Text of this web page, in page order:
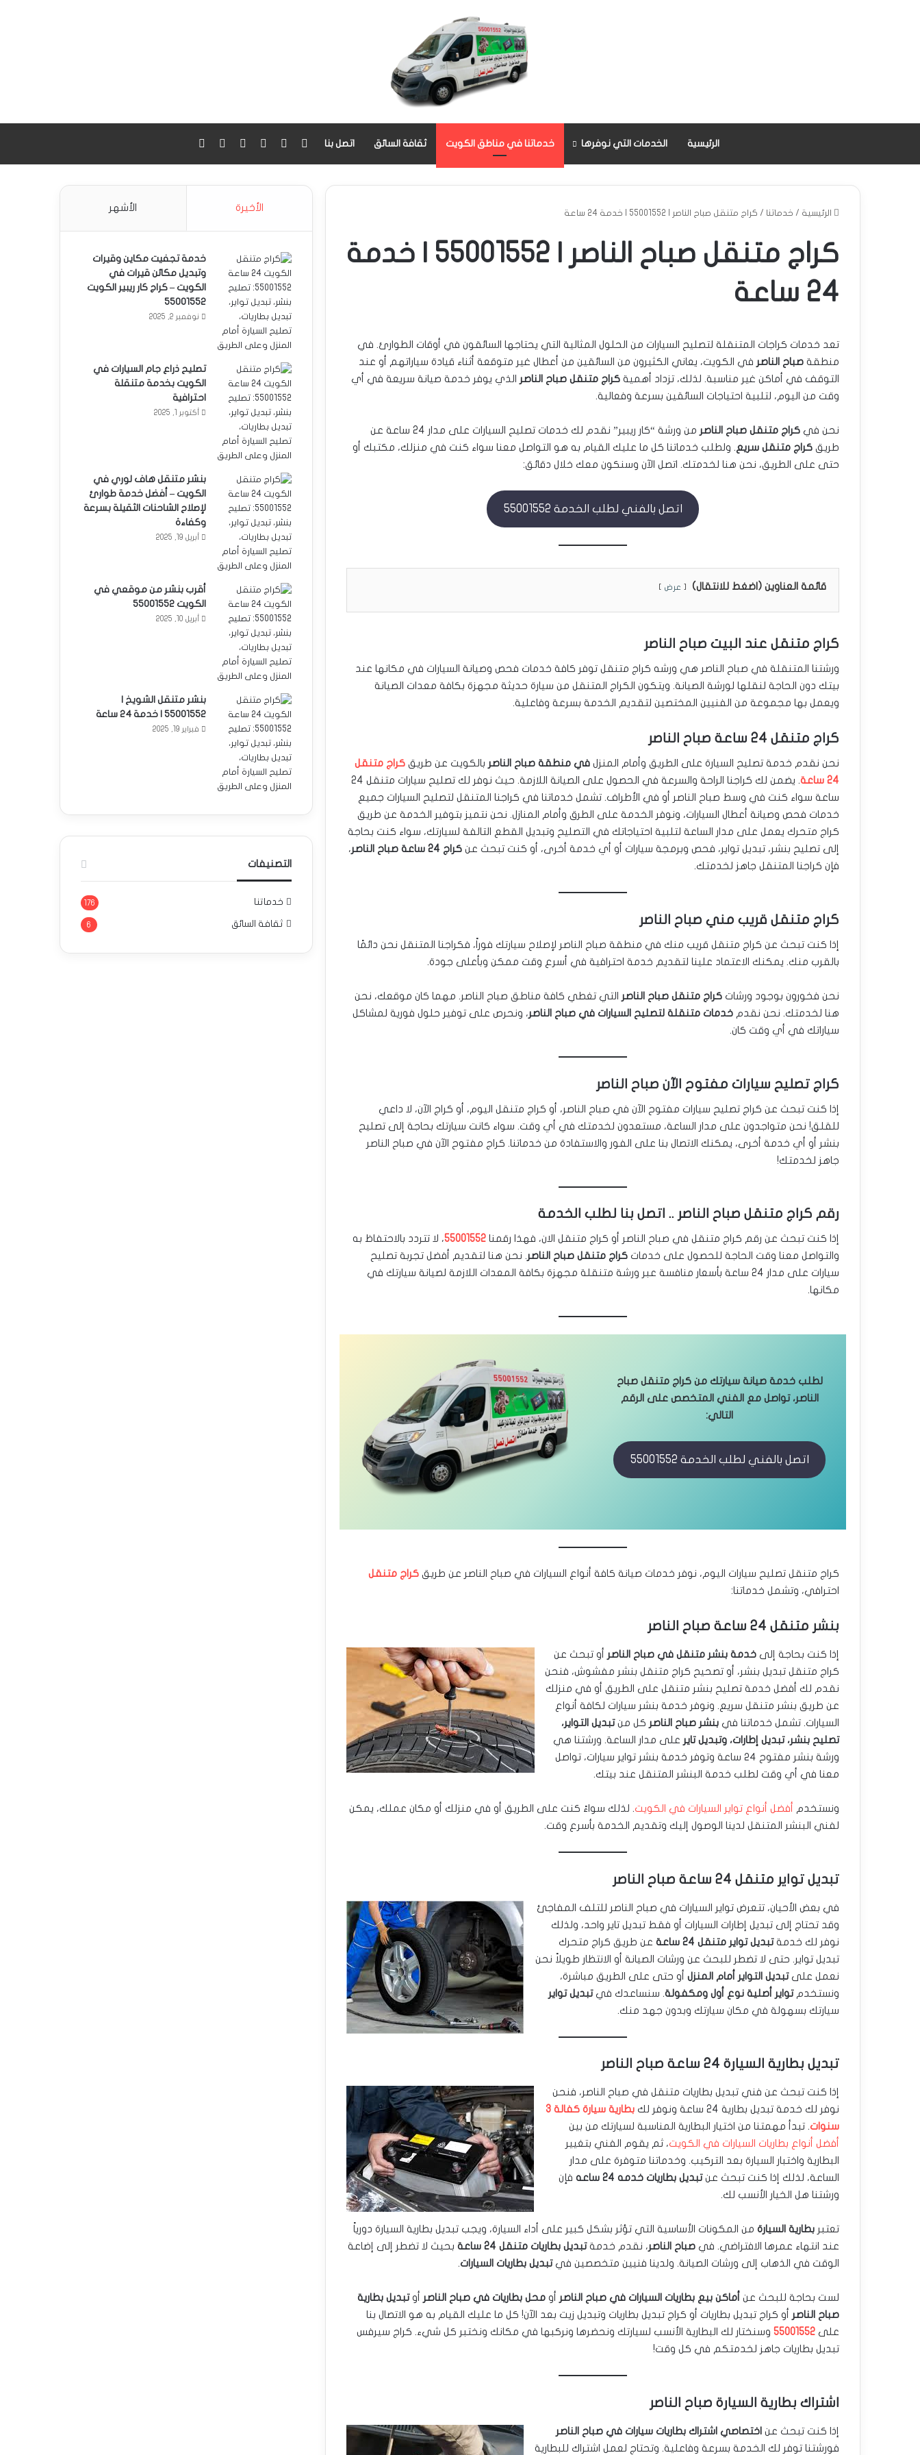
الرئيسية الخدمات التي نوفرها خدماتنا في مناطق الكويت ثقافة السائق اتصل بنا فيسبوك انستقرام
واتسابGoogle maps
الرئيسية / خدماتنا / كراج متنقل صباح الناصر | 55001552 | خدمة 24 ساعة
كراج متنقل صباح الناصر | 55001552 | خدمة
24 ساعة
تعد خدمات كراجات المتنقلة لتصليح السيارات من الحلول المثالية التي يحتاجها السائقون في أوقات الطوارئ. في
منطقة صباح الناصر في الكويت، يعاني الكثيرون من السائقين من أعطال غير متوقعة أثناء قيادة سياراتهم أو عند
التوقف في أماكن غير مناسبة. لذلك، تزداد أهمية كراج متنقل صباح الناصر الذي يوفر خدمة صيانة سريعة في أي
وقت من اليوم، لتلبية احتياجات السائقين بسرعة وفعالية.
نحن في كراج متنقل صباح الناصر
من ورشة “كار ريبير” نقدم لك خدمات تصليح السيارات على مدار 24 ساعة عن
طريق كراج متنقل سريع. ولطلب خدماتنا كل ما عليك القيام به هو التواصل معنا سواء كنت في منزلك، مكتبك أو
حتى على الطريق، نحن هنا لخدمتك. اتصل الآن وسنكون معك خلال دقائق:
اتصل بالفني لطلب الخدمة 55001552
قائمة العناوين (اضغط للانتقال) عرض
كراج متنقل عند البيت صباح الناصر
ورشتنا المتنقلة في صباح الناصر هي ورشه كراج متنقل توفر كافة خدمات فحص وصيانة السيارات في مكانها عند
بيتك دون الحاجة لنقلها لورشة الصيانة. ويتكون الكراج المتنقل من سيارة حديثة مجهزة بكافة معدات الصيانة
ويعمل بها مجموعة من الفنيين المختصين لتقديم الخدمة بسرعة وفاعلية.
كراج متنقل 24 ساعة صباح الناصر
نحن نقدم خدمة تصليح السيارة على الطريق وأمام المنزل في منطقة صباح الناصر بالكويت عن طريق كراج متنقل
24 ساعة
. يضمن لك كراجنا الراحة والسرعة في الحصول على الصيانة اللازمة. حيث نوفر لك تصليح سيارات متنقل 24
ساعة سواء كنت في وسط صباح الناصر أو في الأطراف. تشمل خدماتنا في كراجنا المتنقل لتصليح السيارات جميع
خدمات فحص وصيانة أعطال السيارات، ونوفر الخدمة على الطرق وأمام المنازل. نحن نتميز بتوفير الخدمة عن طريق
كراج متحرك يعمل على مدار الساعة لتلبية احتياجاتك في التصليح وتبديل القطع التالفة لسيارتك، سواء كنت بحاجة
إلى تصليح بنشر، تبديل تواير، فحص وبرمجة سيارات أو أي خدمة أخرى، أو كنت تبحث عن كراج 24 ساعة صباح الناصر
،
فإن كراجنا المتنقل جاهز لخدمتك.
كراج متنقل قريب مني صباح الناصر
إذا كنت تبحث عن كراج متنقل قريب منك في منطقة صباح الناصر لإصلاح سيارتك فوراً، فكراجنا المتنقل نحن دائمًا
بالقرب منك. يمكنك الاعتماد علينا لتقديم خدمة احترافية في أسرع وقت ممكن وبأعلى جودة.
نحن فخورون بوجود ورشات كراج متنقل صباح الناصر التي تغطي كافة مناطق صباح الناصر. مهما كان موقعك، نحن
هنا لخدمتك. نحن نقدم خدمات متنقلة لتصليح السيارات في صباح الناصر، ونحرص على توفير حلول فورية لمشاكل
سياراتك في أي وقت كان.
كراج تصليح سيارات مفتوح الآن صباح الناصر
إذا كنت تبحث عن كراج تصليح سيارات مفتوح الآن في صباح الناصر، أو كراج متنقل اليوم، أو كراج الآن، لا داعي
للقلق! نحن متواجدون على مدار الساعة، مستعدون لخدمتك في أي وقت. سواء كانت سيارتك بحاجة إلى تصليح
بنشر أو أي خدمة أخرى، يمكنك الاتصال بنا على الفور والاستفادة من خدماتنا. كراج مفتوح الآن في صباح الناصر
جاهز لخدمتك!
رقم كراج متنقل صباح الناصر .. اتصل بنا لطلب الخدمة
إذا كنت تبحث عن رقم كراج متنقل في صباح الناصر أو كراج متنقل الان، فهذا رقمنا 55001552، لا تتردد بالاحتفاظ به
والتواصل معنا وقت الحاجة للحصول على خدمات كراج متنقل صباح الناصر. نحن هنا لتقديم أفضل تجربة تصليح
سيارات على مدار 24 ساعة بأسعار منافسة عبر ورشة متنقلة مجهزة بكافة المعدات اللازمة لصيانة سيارتك في
مكانها.
لطلب خدمة صيانة سيارتك من كراج متنقل صباح
الناصر، تواصل مع الفني المتخصص على الرقم
التالي:
اتصل بالفني لطلب الخدمة 55001552
كراج متنقل تصليح سيارات اليوم، نوفر خدمات صيانة كافة أنواع السيارات في صباح الناصر عن طريق كراج متنقل
احترافي، وتشمل خدماتنا:
بنشر متنقل 24 ساعة صباح الناصر
إذا كنت بحاجة إلى خدمة بنشر متنقل في صباح الناصر أو تبحث عن
كراج متنقل تبديل بنشر، أو تصحيح كراج متنقل بنشر مفشوش، فنحن
نقدم لك أفضل خدمة تصليح بنشر متنقل على الطريق أو في منزلك
عن طريق بنشر متنقل سريع. ونوفر خدمة بنشر سيارات لكافة أنواع
السيارات. تشمل خدماتنا في بنشر صباح الناصر كل منتبديل التواير،
تصليح بنشر، تبديل إطارات، وتبديل تاير على مدار الساعة. ورشتنا هي
ورشة بنشر مفتوح ٢٤ ساعة وتوفر خدمة بنشر تواير سيارات، تواصل
معنا في أي وقت لطلب خدمة البنشر المتنقل عند بيتك.
ونستخدم أفضل أنواع تواير السيارات في الكويت. لذلك سواءً كنت على الطريق أو في منزلك أو مكان عملك، يمكن
لفني البنشر المتنقل لدينا الوصول إليك وتقديم الخدمة بأسرع وقت.
تبديل تواير متنقل 24 ساعة صباح الناصر
في بعض الأحيان، تتعرض تواير السيارات في صباح الناصر للتلف المفاجئ
وقد تحتاج إلى تبديل إطارات السيارات أو فقط تبديل تاير واحد، ولذلك
نوفر لك خدمةتبديل تواير متنقل 24 ساعة
عن طريق كراج متحرك
تبديل تواير. حتى لا تضطر للبحث عن ورشات الصيانة أو الانتظار طويلاً نحن
نعمل علىتبديل التواير أمام المنزل أو حتى على الطريق مباشرة،
ونستخدمتواير أصلية نوع أول ومكفولة. سنساعدك فيتبديل تواير
سيارتك بسهولة في مكان سيارتك وبدون جهد منك.
تبديل بطارية السيارة 24 ساعة صباح الناصر
إذا كنت تبحث عن فني تبديل بطاريات متنقل في صباح الناصر، فنحن
نوفر لك خدمة تبديل بطارية 24 ساعة ونوفر لك
بطارية سيارة كفالة 3
سنوات. تبدأ مهمتنا من اختيار البطارية المناسبة لسيارتك من بين
أفضل أنواع بطاريات السيارات في الكويت، ثم يقوم الفني بتغيير
البطارية واختبار السيارة بعد التركيب. وخدماتنا متوفرة على مدار
الساعة، لذلك إذا كنت تبحث عنتبديل بطاريات خدمه 24 ساعه
فإن
ورشتنا هل الخيار الأنسب لك.
تعتبر بطارية السيارة من المكونات الأساسية التي تؤثر بشكل كبير على أداء السيارة، ويجب تبديل بطارية السيارة دورياً
عند انتهاء عمرها الافتراضي. في صباح الناصر، نقدم خدمةتبديل بطاريات متنقل 24 ساعة
بحيث لا تضطر إلى إضاعة
الوقت في الذهاب إلى ورشات الصيانة. ولدينا فنيين متخصصين فيتبديل بطاريات السيارات.
لست بحاجة للبحث عن أماكن بيع بطاريات السيارات في صباح الناصر أو محل بطاريات في صباح الناصر أوتبديل بطارية
صباح الناصر أو كراج تبديل بطاريات أو كراج تبديل بطاريات وتبديل زيت بعد الآن! كل ما عليك القيام به هو الاتصال بنا
على 55001552 وسنختار لك البطارية الأنسب لسيارتك ونحضرها ونركبها في مكانك ونختبر كل شيء. كراج سيرفس
تبديل بطاريات جاهز لخدمتكم في كل وقت!
اشتراك بطارية السيارة صباح الناصر
إذا كنت تبحث عن اختصاصي اشتراك بطاريات سيارات في صباح الناصر
فورشتنا توفر لك الخدمة بسرعة وفاعلية. وتحتاج لعمل اشتراك للبطارية
الأخيرة الأشهر
خدمة تجفيت مكاين وقيرات
وتبديل مكائن قيرات في
الكويت – كراج كار ريبير الكويت
55001552
نوفمبر 2, 2025
تصليح ذراع جام السيارات في
الكويت بخدمة متنقلة
احترافية
أكتوبر 1, 2025
بنشر متنقل هاف لوري في
الكويت – أفضل خدمة طوارئ
لإصلاح الشاحنات الثقيلة بسرعة
وكفاءة
أبريل 19, 2025
أقرب بنشر من موقعي في
الكويت 55001552
أبريل 10, 2025
بنشر متنقل الشويخ |
55001552 | خدمة 24 ساعة
فبراير 19, 2025
التصنيفات
خدماتنا 176
ثقافة السائق 6